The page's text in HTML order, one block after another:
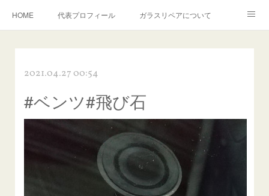
HOME 代表プロフィール ガラスリペアについて
飛び石施工料金について ガラスキズ取り/研磨・磨き・鱗取り
当店へのアクセス 建築ガラスキズ取り・研磨・磨き
【プロ使用】フッ素系ガラストリートメント『アクアペル』
当店の良心的価格の理由について
欧州車モールの白サビやシミを落とす！
instagram記事 ガラスリペア施工価格
飛び石ひび割れでヒビ先が伸びた場合は？
2021.04.27 00:54
#ベンツ#飛び石